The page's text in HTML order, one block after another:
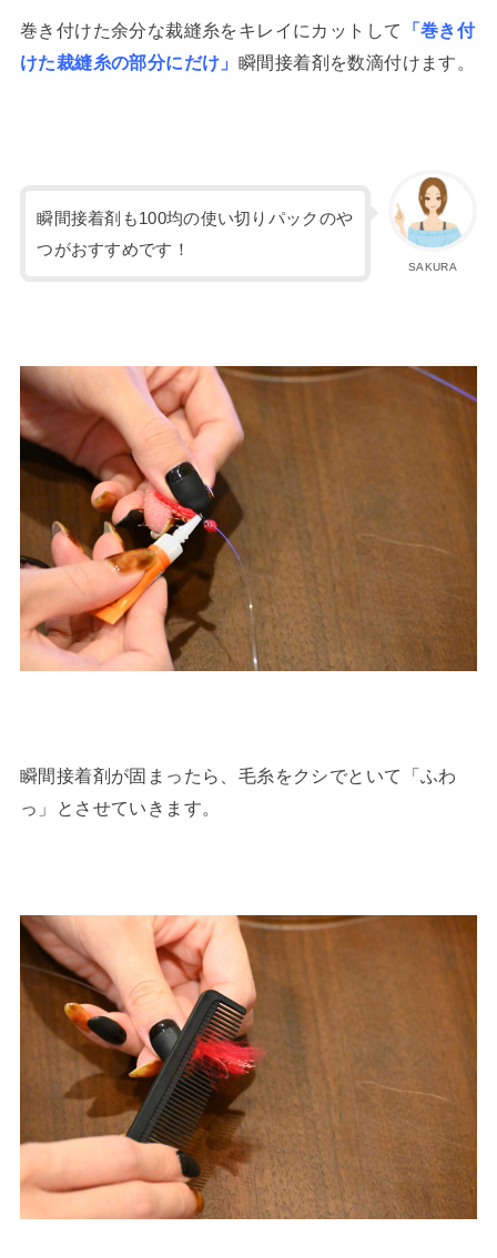
巻き付けた余分な裁縫糸をキレイにカットして
「巻き付
けた裁縫糸の部分にだけ」 瞬間接着剤を数滴付けます。
SAKURA
瞬間接着剤も100均の使い切りパックのや
つがおすすめです！
瞬間接着剤が固まったら、毛糸をクシでといて「ふわ
っ」とさせていきます。